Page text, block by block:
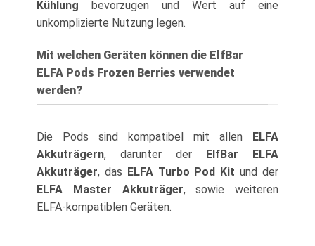
Kühlung bevorzugen und Wert auf eine
unkomplizierte Nutzung legen.
Mit welchen Geräten können die ElfBar
ELFA Pods Frozen Berries verwendet
werden?
Die Pods sind kompatibel mit allen ELFA
Akkuträgern, darunter der ElfBar ELFA
Akkuträger, das ELFA Turbo Pod Kit und der
ELFA Master Akkuträger, sowie weiteren
ELFA-kompatiblen Geräten.